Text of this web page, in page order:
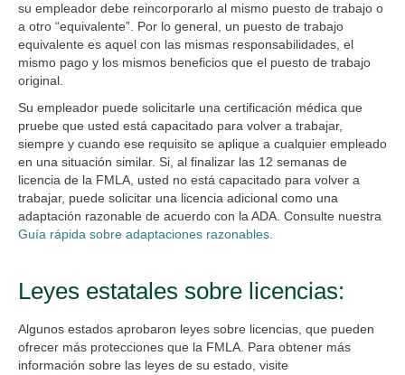
su empleador debe reincorporarlo al mismo puesto de trabajo o
a otro “equivalente”. Por lo general, un puesto de trabajo
equivalente es aquel con las mismas responsabilidades, el
mismo pago y los mismos beneficios que el puesto de trabajo
original.
Su empleador puede solicitarle una certificación médica que
pruebe que usted está capacitado para volver a trabajar,
siempre y cuando ese requisito se aplique a cualquier empleado
en una situación similar. Si, al finalizar las 12 semanas de
licencia de la FMLA, usted no está capacitado para volver a
trabajar, puede solicitar una licencia adicional como una
adaptación razonable de acuerdo con la ADA. Consulte nuestra
Guía rápida sobre adaptaciones razonables
Leyes estatales sobre licencias:
Algunos estados aprobaron leyes sobre licencias, que pueden
ofrecer más protecciones que la FMLA. Para obtener más
información sobre las leyes de su estado, visite